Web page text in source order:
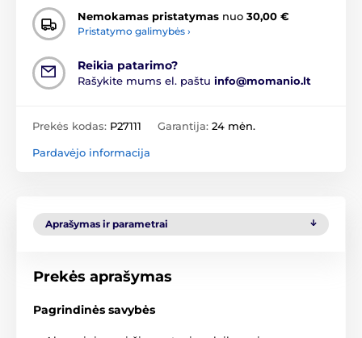
Nemokamas pristatymas nuo 30,00 €
Pristatymo galimybės ›
Reikia patarimo?
Rašykite mums el. paštu info@momanio.lt
Prekės kodas: P27111 Garantija: 24 mėn.
Pardavėjo informacija
Aprašymas ir parametrai
Prekės aprašymas
Pagrindinės savybės